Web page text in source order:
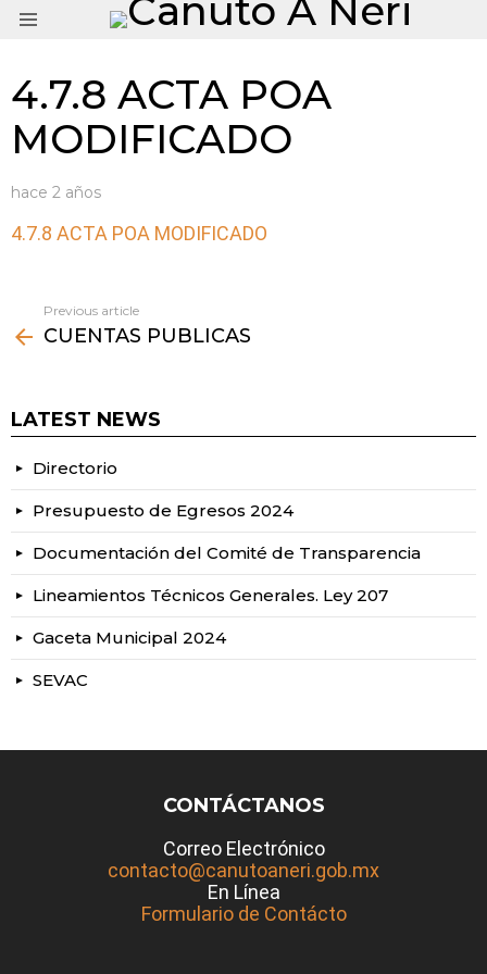
4.7.8 ACTA POA
MODIFICADO
hace 2 años
4.7.8 ACTA POA MODIFICADO
more
Previous article
CUENTAS PUBLICAS
LATEST NEWS
Directorio
Presupuesto de Egresos 2024
Documentación del Comité de Transparencia
Lineamientos Técnicos Generales. Ley 207
Gaceta Municipal 2024
SEVAC
CONTÁCTANOS
Correo Electrónico
contacto@canutoaneri.gob.mx
En Línea
Formulario de Contácto